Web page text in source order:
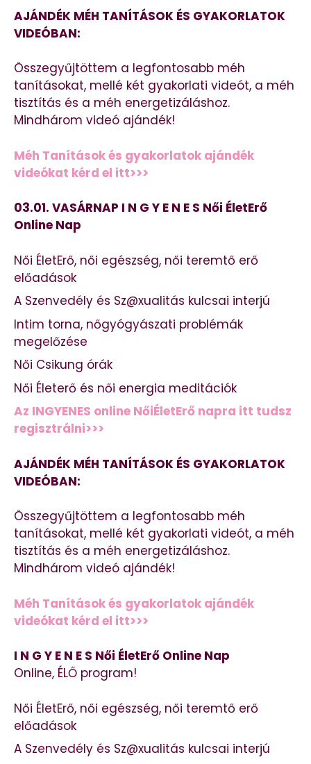
AJÁNDÉK MÉH TANÍTÁSOK ÉS GYAKORLATOK
VIDEÓBAN:
Összegyűjtöttem a legfontosabb méh
tanításokat, mellé két gyakorlati videót, a méh
tisztítás és a méh energetizáláshoz.
Mindhárom videó ajándék!
Méh Tanítások és gyakorlatok ajándék
videókat kérd el itt>>>
03.01. VASÁRNAP I N G Y E N E S Női ÉletErő
Online Nap
Női ÉletErő, női egészség, női teremtő erő
előadások
A Szenvedély és Sz@xualitás kulcsai interjú
Intim torna, nőgyógyászati problémák
megelőzése
Női Csikung órák
Női Életerő és női energia meditációk
Az INGYENES online NőiÉletErő napra itt tudsz
regisztrálni>>>
AJÁNDÉK MÉH TANÍTÁSOK ÉS GYAKORLATOK
VIDEÓBAN:
Összegyűjtöttem a legfontosabb méh
tanításokat, mellé két gyakorlati videót, a méh
tisztítás és a méh energetizáláshoz.
Mindhárom videó ajándék!
Méh Tanítások és gyakorlatok ajándék
videókat kérd el itt>>>
I N G Y E N E S Női ÉletErő Online Nap
Online, ÉLŐ program!
Női ÉletErő, női egészség, női teremtő erő
előadások
A Szenvedély és Sz@xualitás kulcsai interjú